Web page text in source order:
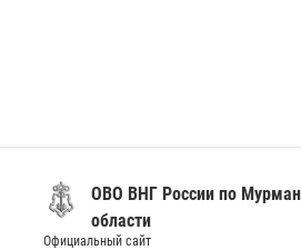
ОВО ВНГ России по Мурманской
области
Официальный сайт